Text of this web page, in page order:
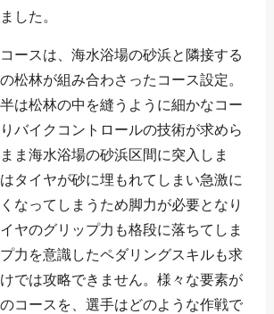
した。
ースは、海水浴場の砂浜と隣接する
松林が組み合わさったコース設定。
は松林の中を縫うように細かなコー
バイクコントロールの技術が求めら
ま海水浴場の砂浜区間に突入しま
タイヤが砂に埋もれてしまい急激に
なってしまうため脚力が必要となり
ヤのグリップ力も格段に落ちてしま
力を意識したペダリングスキルも求
では攻略できません。様々な要素が
コースを、選手はどのような作戦で